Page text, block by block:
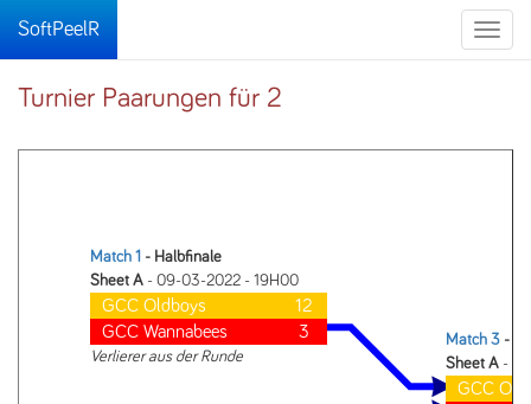
Toggle
SoftPeelR
Turnier Paarungen für 2
Match 1 - Halbfinale
Sheet A - 09-03-2022 - 19H00
GCC Oldboys
12
GCC Wannabees
3
Verlierer aus der Runde
Match 3 -
Sheet A -
GCC